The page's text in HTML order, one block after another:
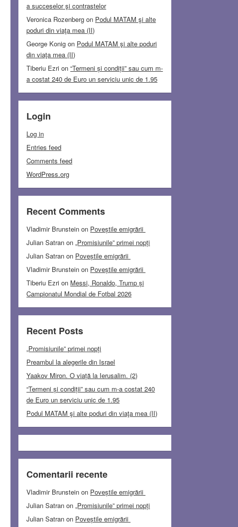
a succeselor şi contrastelor
Veronica Rozenberg on Podul MATAM şi alte
poduri din viaţa mea (II)
George Konig on Podul MATAM şi alte poduri
din viaţa mea (II)
Tiberiu Ezri on“Termeni și condiții” sau cum m-
a costat 240 de Euro un serviciu unic de 1.95
Login
Log in
Entries feed
Comments feed
WordPress.org
Recent Comments
Vladimir Brunstein on Poveștile emigrării
Julian Satran on„Promisiunile” primei nopți
Julian Satran on Poveștile emigrării
Vladimir Brunstein on Poveștile emigrării
Tiberiu Ezri on Messi, Ronaldo, Trump și
Campionatul Mondial de Fotbal 2026
Recent Posts
„Promisiunile” primei nopți
Preambul la alegerile din Israel
Yaakov Miron. O viață la Ierusalim. (2)
“Termeni și condiții” sau cum m-a costat 240
de Euro un serviciu unic de 1.95
Podul MATAM şi alte poduri din viaţa mea (II)
Comentarii recente
Vladimir Brunstein on Poveștile emigrării
Julian Satran on„Promisiunile” primei nopți
Julian Satran on Poveștile emigrării